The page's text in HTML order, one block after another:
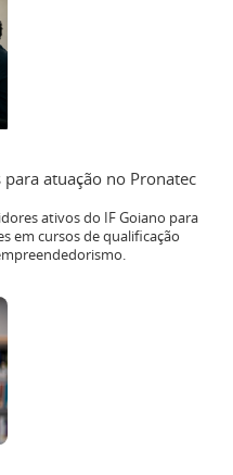
atuação no Pronatec
ativos do IF Goiano para
em cursos de qualificação